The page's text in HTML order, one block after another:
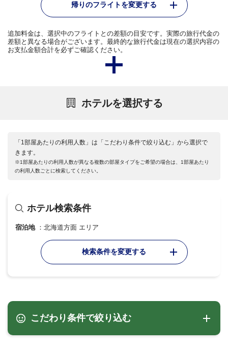
帰りのフライトを変更する
追加料金は、選択中のフライトとの差額の目安です。実際の旅行代金の
差額と異なる場合がございます。最終的な旅行代金は現在の選択内容の
お支払金額合計を必ずご確認ください。
ホテルを選択する
「1部屋あたりの利用人数」は「こだわり条件で絞り込む」から選択で
きます。
※1部屋あたりの利用人数が異なる複数の部屋タイプをご希望の場合は、1部屋あたり
の利用人数ごとに検索してください。
ホテル検索条件
宿泊地 北海道方面 エリア
検索条件を変更する
こだわり条件で絞り込む